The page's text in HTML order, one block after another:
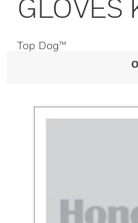
GLOVES
Top Dog™